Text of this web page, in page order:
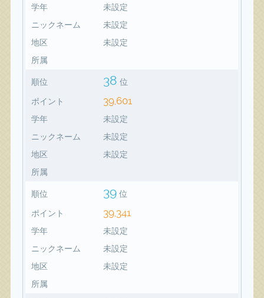
学年
未設定
ニックネーム
未設定
地区
未設定
所属
順位 38 位
ポイント 39,601
学年
未設定
ニックネーム
未設定
地区
未設定
所属
順位 39 位
ポイント 39,341
学年
未設定
ニックネーム
未設定
地区
未設定
所属